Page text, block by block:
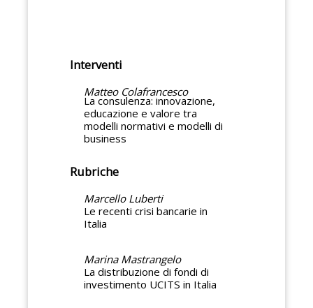
Interventi
Matteo Colafrancesco
La consulenza: innovazione,
educazione e valore tra
modelli normativi e modelli di
business
Rubriche
Marcello Luberti
Le recenti crisi bancarie in
Italia
Marina Mastrangelo
La distribuzione di fondi di
investimento UCITS in Italia